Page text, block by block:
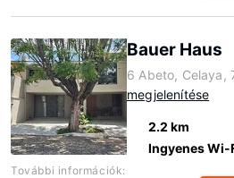
Bauer Haus
6 Abeto, Celaya,
megjelenítése
2.2 km
Ingyenes Wi-
További információk: